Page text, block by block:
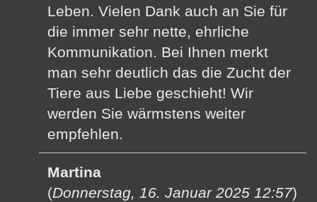
Leben. Vielen Dank auch an Sie für
die immer sehr nette, ehrliche
Kommunikation. Bei Ihnen merkt
man sehr deutlich das die Zucht der
Tiere aus Liebe geschieht! Wir
werden Sie wärmstens weiter
empfehlen.
Martina
(Donnerstag, 16. Januar 2025 12:57)